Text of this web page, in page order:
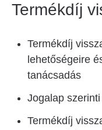
Termékdíj
Termékdíj
lehetőségeire
tanácsadás
Jogalap
Termékdíj